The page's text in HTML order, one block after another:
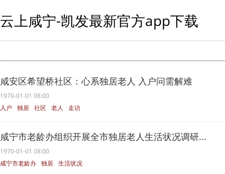
云上咸宁-凯发最新官方app下载
咸安区希望桥社区：心系独居老人 入户问需解难
1970-01-01 08:00
入户
独居 社区 老人 走访
咸宁市老龄办组织开展全市独居老人生活状况调研...
1970-01-01 08:00
咸宁市老龄办 独居 生活状况